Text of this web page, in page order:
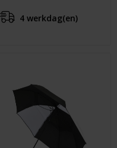
4 werkdag(en)